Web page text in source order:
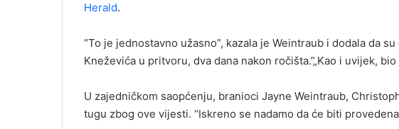
Herald.
“To je jednostavno užasno”, kazala je Weintraub i dodala da
Kneževića u pritvoru, dva dana nakon ročišta.”„Kao i uvijek,
U zajedničkom saopćenju, branioci Jayne Weintraub,
tugu zbog ove vijesti. “Iskreno se nadamo da će biti